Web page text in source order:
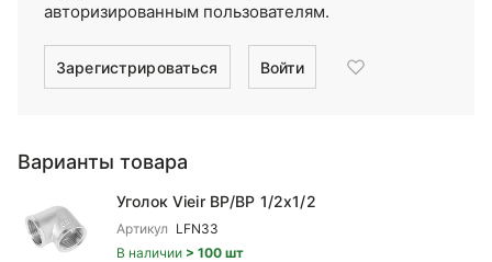
авторизированным пользователям.
Зарегистрироваться Войти
Варианты товара
Уголок Vieir ВР/ВР 1/2x1/2
Артикул LFN33
В наличии > 100 шт